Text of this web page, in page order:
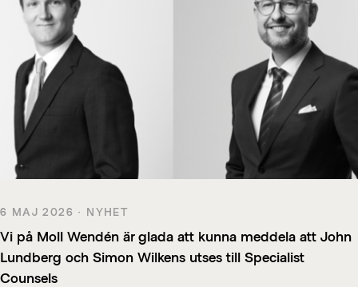
6 MAJ 2026 · NYHET
Vi på Moll Wendén är glada att kunna meddela att John
Lundberg och Simon Wilkens utses till Specialist
Counsels